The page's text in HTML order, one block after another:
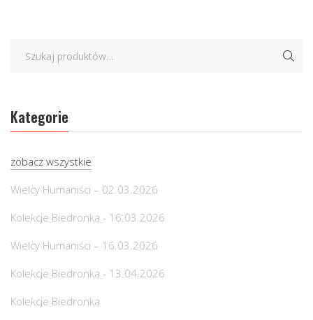
Kategorie
zobacz wszystkie
Wielcy Humaniści – 02.03.2026
Kolekcje Biedronka - 16.03.2026
Wielcy Humaniści – 16.03.2026
Kolekcje Biedronka - 13.04.2026
Kolekcje Biedronka